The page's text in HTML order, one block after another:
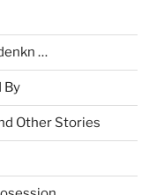
…
By
Other Stories